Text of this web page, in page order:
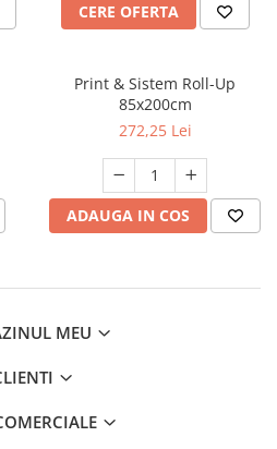
CERE OFERTA
Print & Sistem Roll-Up
85x200cm
272,25 Lei
ADAUGA IN COS
MEU